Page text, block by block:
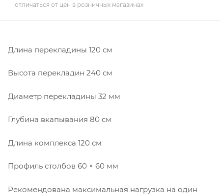
отличаться от цен в розничных магазинах
Длина перекладины 120 см
Высота перекладин 240 см
Диаметр перекладины 32 мм
Глубина вкапывания 80 см
Длина комплекса 120 см
Профиль столбов 60 × 60 мм
Рекомендована максимальная нагрузка на один